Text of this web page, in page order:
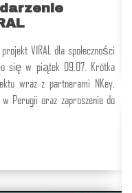
VIRAL dla społeczności
się w piątek 09.07. Krótka
wraz z partnerami NKey,
w Perugii oraz zaproszenie do